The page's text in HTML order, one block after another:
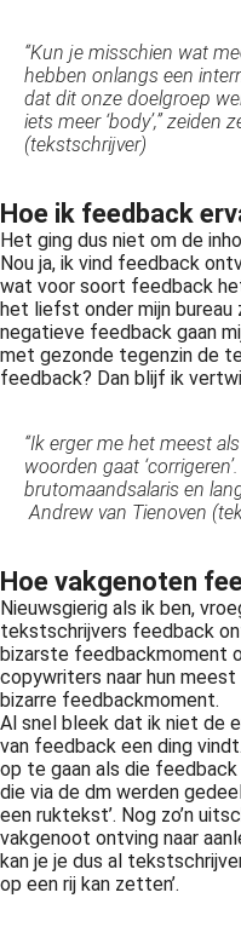
“Kun je misschien wat
hebben onlangs een
dat dit onze doelgroep
iets meer ‘body’,” zeiden
(tekstschrijver)
Hoe ik feedback
Het ging dus niet om de
Nou ja, ik vind feedback
wat voor soort feedback
het liefst onder mijn bureau
negatieve feedback gaan
met gezonde tegenzin de
feedback? Dan blijf ik
“Ik erger me het meest
woorden gaat
brutomaandsalaris en
Andrew van Tienoven
Hoe vakgenoten
Nieuwsgierig als ik ben,
tekstschrijvers feedback
bizarste feedbackmoment
copywriters naar hun
bizarre feedbackmoment.
Al snel bleek dat ik niet de
van feedback een ding
op te gaan als die
die via de dm werden
een ruktekst’. Nog zo’n
vakgenoot ontving naar
kan je je dus al
op een rij kan zetten’.